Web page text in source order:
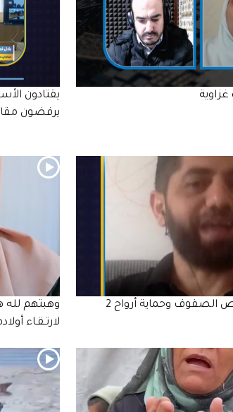
يقتادون
يرفضون
يوم الأرض فرصة لرص الصفوف وحماية أرواح 2
وهبتهم لله
لارتـقـاء